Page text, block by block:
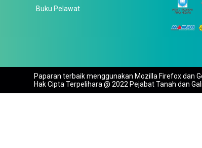
Buku Pelawat
Paparan terbaik menggunakan Mozilla Firefox dan
Hak Cipta Terpelihara @ 2022 Pejabat Tanah dan